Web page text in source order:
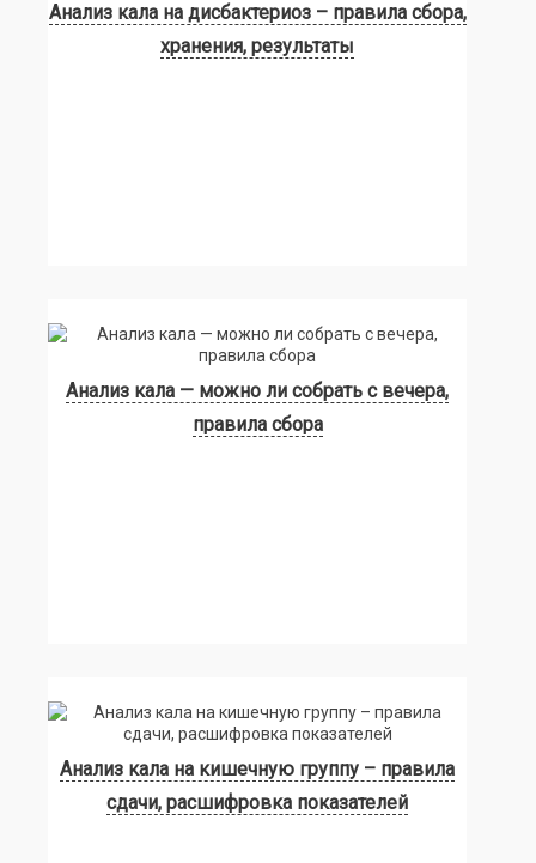
Анализ кала на дисбактериоз – правила сбора,
хранения, результаты
Анализ кала — можно ли собрать с вечера,
правила сбора
Анализ кала на кишечную группу – правила
сдачи, расшифровка показателей